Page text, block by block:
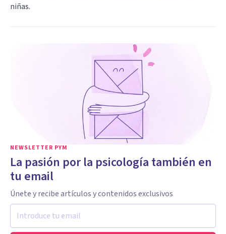
niñas.
NEWSLETTER PYM
La pasión por la psicología también en
tu email
Únete y recibe artículos y contenidos exclusivos